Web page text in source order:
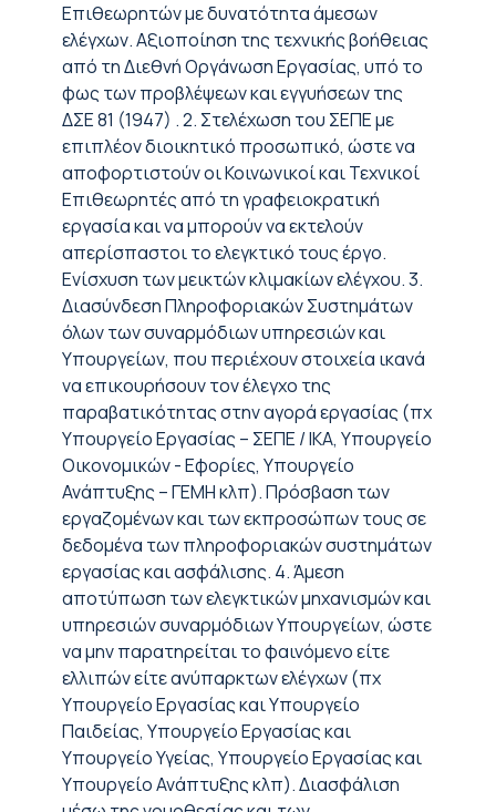
Επιθεωρητών με δυνατότητα άμεσων
ελέγχων. Αξιοποίηση της τεχνικής βοήθειας
από τη Διεθνή Οργάνωση Εργασίας, υπό το
φως των προβλέψεων και εγγυήσεων της
ΔΣΕ 81 (1947) . 2. Στελέχωση του ΣΕΠΕ με
επιπλέον διοικητικό προσωπικό, ώστε να
αποφορτιστούν οι Κοινωνικοί και Τεχνικοί
Επιθεωρητές από τη γραφειοκρατική
εργασία και να μπορούν να εκτελούν
απερίσπαστοι το ελεγκτικό τους έργο.
Ενίσχυση των μεικτών κλιμακίων ελέγχου. 3.
Διασύνδεση Πληροφοριακών Συστημάτων
όλων των συναρμόδιων υπηρεσιών και
Υπουργείων, που περιέχουν στοιχεία ικανά
να επικουρήσουν τον έλεγχο της
παραβατικότητας στην αγορά εργασίας (πχ
Υπουργείο Εργασίας – ΣΕΠΕ / ΙΚΑ, Υπουργείο
Οικονομικών - Εφορίες, Υπουργείο
Ανάπτυξης – ΓΕΜΗ κλπ). Πρόσβαση των
εργαζομένων και των εκπροσώπων τους σε
δεδομένα των πληροφοριακών συστημάτων
εργασίας και ασφάλισης. 4. Άμεση
αποτύπωση των ελεγκτικών μηχανισμών και
υπηρεσιών συναρμόδιων Υπουργείων, ώστε
να μην παρατηρείται το φαινόμενο είτε
ελλιπών είτε ανύπαρκτων ελέγχων (πχ
Υπουργείο Εργασίας και Υπουργείο
Παιδείας, Υπουργείο Εργασίας και
Υπουργείο Υγείας, Υπουργείο Εργασίας και
Υπουργείο Ανάπτυξης κλπ). Διασφάλιση